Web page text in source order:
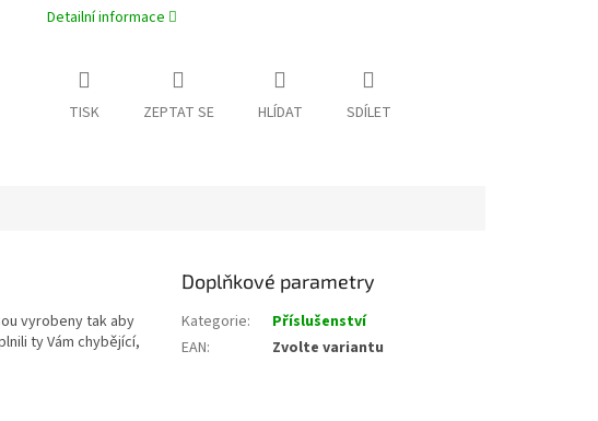
Detailní informace
TISK ZEPTAT SE HLÍDAT SDÍLET
vyrobeny tak aby
ty Vám chybějící,
Doplňkové parametry
Kategorie:
Příslušenství
EAN: Zvolte variantu